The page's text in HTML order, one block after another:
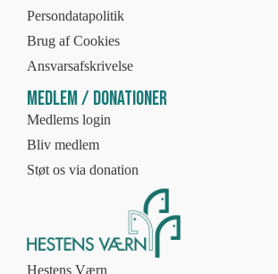
Persondatapolitik
Brug af Cookies
Ansvarsafskrivelse
Medlem / Donationer
Medlems login
Bliv medlem
Støt os via donation
Hestens Værn